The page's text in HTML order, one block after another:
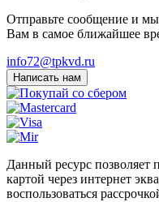
Отправьте сообщение и
Вам в самое ближайшее
info72@tpkvd.ru
Написать нам
Данный ресурс позволяет
картой через интернет
воспользоваться